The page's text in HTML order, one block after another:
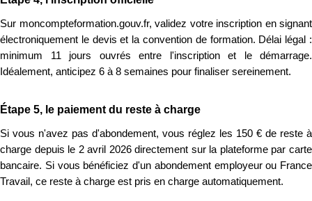
Sur moncompteformation.gouv.fr, validez votre inscription en signant
électroniquement le devis et la convention de formation. Délai légal :
minimum 11 jours ouvrés entre l'inscription et le démarrage.
Idéalement, anticipez 6 à 8 semaines pour finaliser sereinement.
Étape 5, le paiement du reste à charge
Si vous n'avez pas d'abondement, vous réglez les 150 € de reste à
charge depuis le 2 avril 2026 directement sur la plateforme par carte
bancaire. Si vous bénéficiez d'un abondement employeur ou France
Travail, ce reste à charge est pris en charge automatiquement.